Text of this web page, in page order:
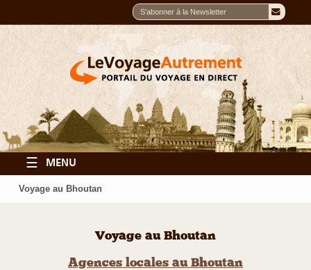
☰ MENU
Voyage au Bhoutan
Voyage au Bhoutan
Agences locales au Bhoutan